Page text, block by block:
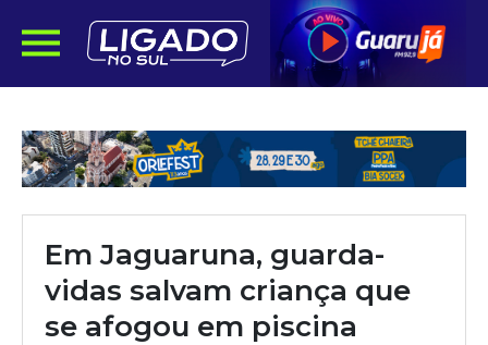
Em Jaguaruna, guarda-
vidas salvam criança que
se afogou em piscina